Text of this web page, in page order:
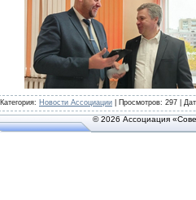
Категория: Новости Ассоциации Просмотров: 297 |
© 2026 Ассоциация